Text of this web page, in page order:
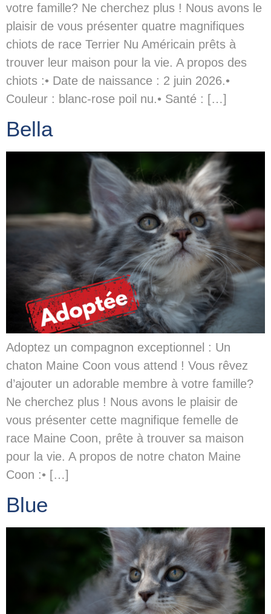
votre famille? Ne cherchez plus ! Nous avons le
plaisir de vous présenter quatre magnifiques
chiots de race Terrier Nu Américain prêts à
trouver leur maison pour la vie. A propos des
chiots :• Date de naissance : 2 juin 2026.•
Couleur : blanc-rose poil nu.• Santé : […]
Bella
Adoptez un compagnon exceptionnel : Un
chaton Maine Coon vous attend ! Vous rêvez
d’ajouter un adorable membre à votre famille?
Ne cherchez plus ! Nous avons le plaisir de
vous présenter cette magnifique femelle de
race Maine Coon, prête à trouver sa maison
pour la vie. A propos de notre chaton Maine
Coon :• […]
Blue